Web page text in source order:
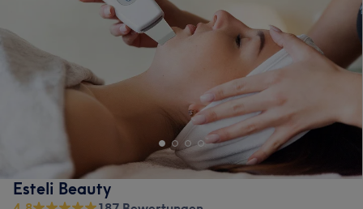
Esteli Beauty